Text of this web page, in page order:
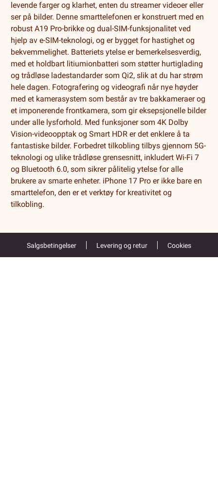
levende farger og klarhet, enten du streamer videoer eller
ser på bilder. Denne smarttelefonen er konstruert med en
robust A19 Pro-brikke og dual-SIM-funksjonalitet ved
hjelp av e-SIM-teknologi, og er bygget for hastighet og
bekvemmelighet. Batteriets ytelse er bemerkelsesverdig,
med et holdbart litiumionbatteri som støtter hurtiglading
og trådløse ladestandarder som Qi2, slik at du har strøm
hele dagen. Fotografering og videografi når nye høyder
med et kamerasystem som består av tre bakkameraer og
et imponerende frontkamera, som gir eksepsjonelle bilder
under alle lysforhold. Med funksjoner som 4K Dolby
Vision-videoopptak og Smart HDR er det enklere å ta
fantastiske bilder. Forbedret tilkobling tilbys gjennom 5G-
teknologi og ulike trådløse grensesnitt, inkludert Wi-Fi 7
og Bluetooth 6.0, som sikrer pålitelig ytelse for alle
brukere av smarte enheter. iPhone 17 Pro er ikke bare en
smarttelefon, den er et verktøy for kreativitet og
tilkobling.
Salgsbetingelser Levering og retur Cookies